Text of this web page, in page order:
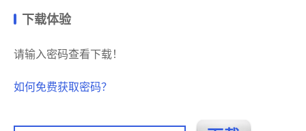
下载体验
请输入密码查看下载！
如何免费获取密码？